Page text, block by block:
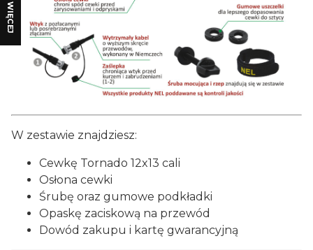
WIĘCEJ
W zestawie znajdziesz:
Cewkę Tornado 12x13 cali
Osłona cewki
Śrubę oraz gumowe podkładki
Opaskę zaciskową na przewód
Dowód zakupu i kartę gwarancyjną